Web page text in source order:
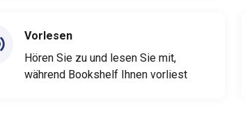
Vorlesen
Hören Sie zu und lesen Sie mit,
während Bookshelf Ihnen vorliest